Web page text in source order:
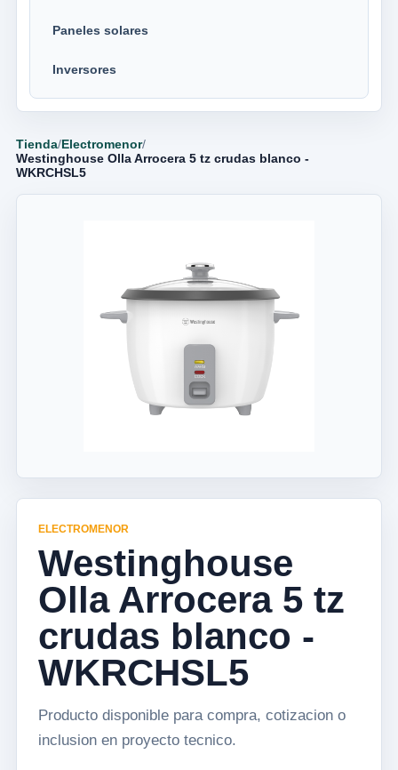
Paneles solares
Inversores
Tienda/Electromenor/
Westinghouse Olla Arrocera 5 tz crudas blanco -
WKRCHSL5
ELECTROMENOR
Westinghouse
Olla Arrocera 5 tz
crudas blanco -
WKRCHSL5
Producto disponible para compra, cotizacion o
inclusion en proyecto tecnico.